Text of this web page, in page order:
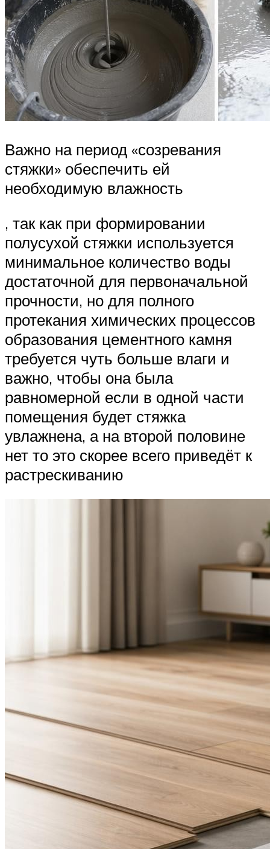
Важно на период «созревания
стяжки» обеспечить ей
необходимую влажность
, так как при формировании
полусухой стяжки используется
минимальное количество воды
достаточной для первоначальной
прочности, но для полного
протекания химических процессов
образования цементного камня
требуется чуть больше влаги и
важно, чтобы она была
равномерной если в одной части
помещения будет стяжка
увлажнена, а на второй половине
нет то это скорее всего приведёт к
растрескиванию